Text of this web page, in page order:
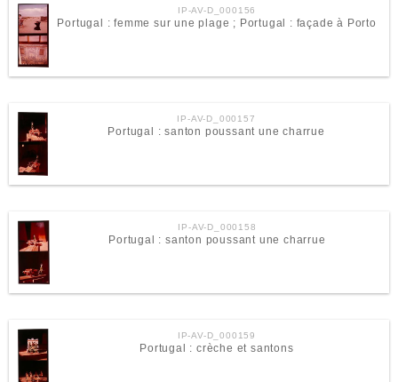
IP-AV-D_000156
Portugal : femme sur une plage ; Portugal : façade à Porto
IP-AV-D_000157
Portugal : santon poussant une charrue
IP-AV-D_000158
Portugal : santon poussant une charrue
IP-AV-D_000159
Portugal : crèche et santons